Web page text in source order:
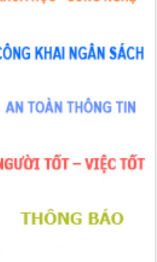
Hội
190
“di
đời
thiết